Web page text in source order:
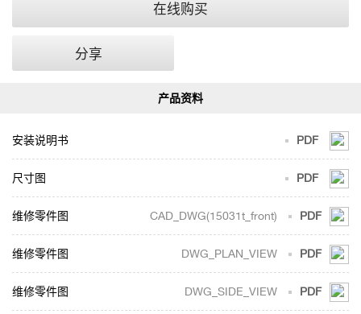
在线购买
分享
PDF
安装说明书
PDF
尺寸图
PDF
CAD_DWG(15031t_front)
PDF
DWG_PLAN_VIEW
PDF
DWG_SIDE_VIEW